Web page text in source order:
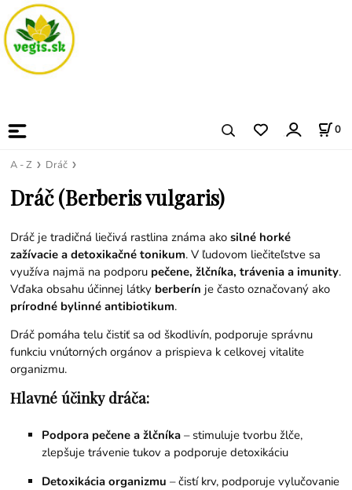
0
A - Z Dráč
Dráč (Berberis vulgaris)
Dráč je tradičná liečivá rastlina známa akosilné horké
zažívacie a detoxikačné tonikum. V ľudovom liečiteľstve sa
využíva najmä na podporu pečene, žlčníka, trávenia a imunity.
Vďaka obsahu účinnej látky berberín je často označovaný ako
prírodné bylinné antibiotikum.
Dráč pomáha telu čistiť sa od škodlivín, podporuje správnu
funkciu vnútorných orgánov a prispieva k celkovej vitalite
organizmu.
Hlavné účinky dráča:
Podpora pečene a žlčníka – stimuluje tvorbu žlče,
zlepšuje trávenie tukov a podporuje detoxikáciu
Detoxikácia organizmu – čistí krv, podporuje vylučovanie